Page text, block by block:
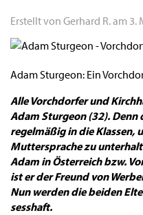
Erstellt von Gerhard R.am 3.
Adam Sturgeon: Ein
Alle Vorchdorfer und
Adam Sturgeon (32).
regelmäßig in die Klassen,
Muttersprache zu
Adam in Österreich bzw.
ist er der Freund von
Nun werden die beiden
sesshaft.